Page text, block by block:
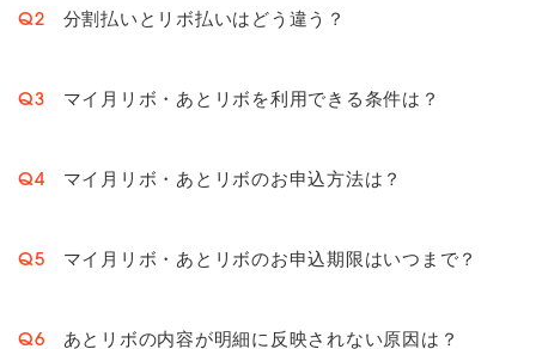
Q2 分割払いとリボ払いはどう違う？
Q3 マイ月リボ・あとリボを利用できる条件は？
Q4 マイ月リボ・あとリボのお申込方法は？
Q5 マイ月リボ・あとリボのお申込期限はいつまで？
Q6 あとリボの内容が明細に反映されない原因は？